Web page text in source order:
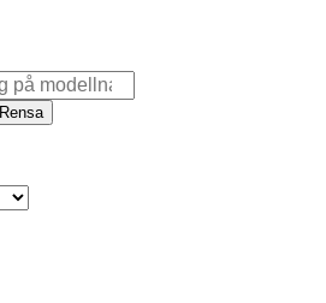
Rensa